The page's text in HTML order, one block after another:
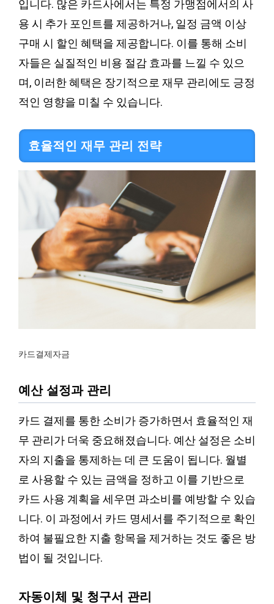
입니다. 많은 카드사에서는 특정 가맹점에서의 사
용 시 추가 포인트를 제공하거나, 일정 금액 이상
구매 시 할인 혜택을 제공합니다. 이를 통해 소비
자들은 실질적인 비용 절감 효과를 느낄 수 있으
며, 이러한 혜택은 장기적으로 재무 관리에도 긍정
적인 영향을 미칠 수 있습니다.
효율적인 재무 관리 전략
카드결제자금
예산 설정과 관리
카드 결제를 통한 소비가 증가하면서 효율적인 재
무 관리가 더욱 중요해졌습니다. 예산 설정은 소비
자의 지출을 통제하는 데 큰 도움이 됩니다. 월별
로 사용할 수 있는 금액을 정하고 이를 기반으로
카드 사용 계획을 세우면 과소비를 예방할 수 있습
니다. 이 과정에서 카드 명세서를 주기적으로 확인
하여 불필요한 지출 항목을 제거하는 것도 좋은 방
법이 될 것입니다.
자동이체 및 청구서 관리